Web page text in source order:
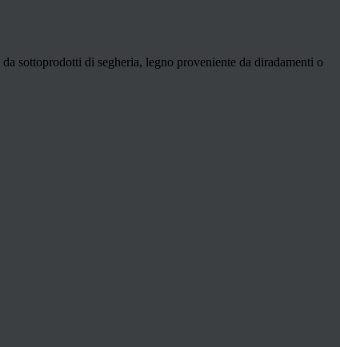
sottoprodotti di segheria, legno proveniente da diradamenti o